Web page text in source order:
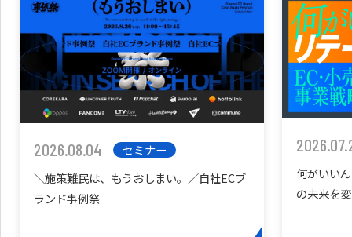
2026.08.04
セミナー
＼施策難民は、もうおしまい。／自社ECブ
ランド事例祭
何がいい
の未来を